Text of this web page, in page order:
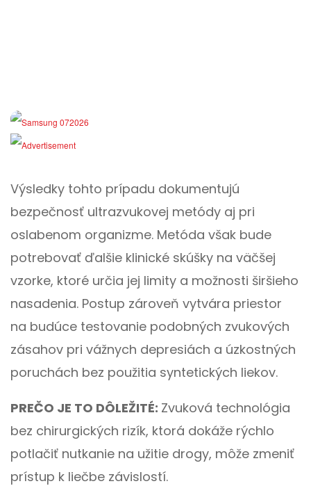
Výsledky tohto prípadu dokumentujú
bezpečnosť ultrazvukovej metódy aj pri
oslabenom organizme. Metóda však bude
potrebovať ďalšie klinické skúšky na väčšej
vzorke, ktoré určia jej limity a možnosti širšieho
nasadenia. Postup zároveň vytvára priestor
na budúce testovanie podobných zvukových
zásahov pri vážnych depresiách a úzkostných
poruchách bez použitia syntetických liekov.
PREČO JE TO DÔLEŽITÉ: Zvuková technológia
bez chirurgických rizík, ktorá dokáže rýchlo
potlačiť nutkanie na užitie drogy, môže zmeniť
prístup k liečbe závislostí.